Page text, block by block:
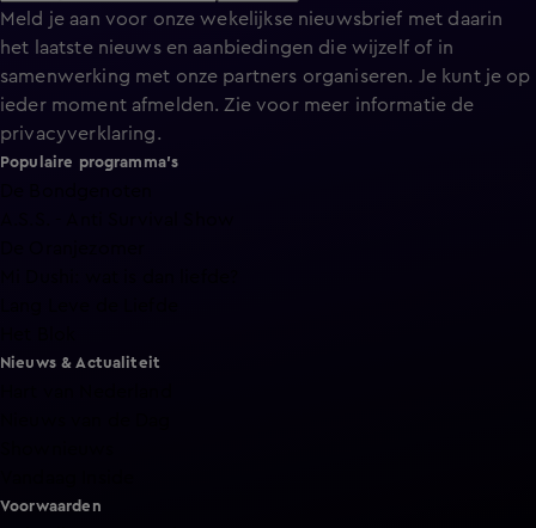
Meld je aan voor onze wekelijkse nieuwsbrief met daarin
het laatste nieuws en aanbiedingen die wijzelf of in
samenwerking met onze partners organiseren. Je kunt je op
ieder moment afmelden. Zie voor meer informatie de
privacyverklaring.
Populaire programma's
Nieuws & Actualiteit
Voorwaarden